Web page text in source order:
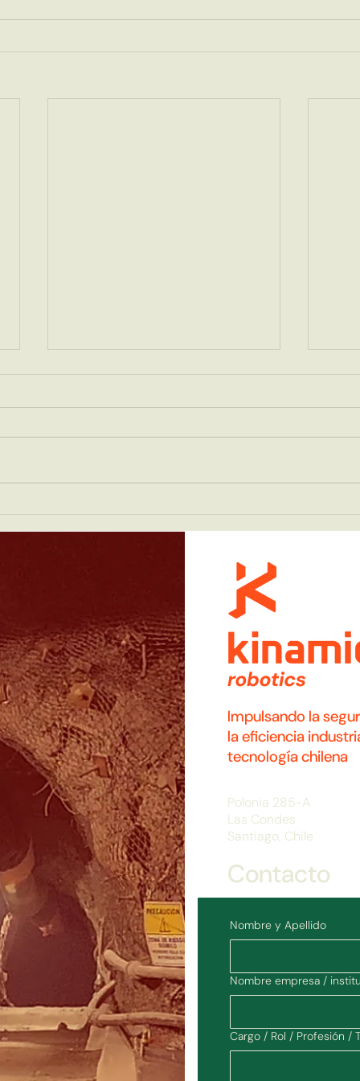
Impulsando la
la eficiencia
tecnología chilena
Polonia 285-A
Las Condes
Santiago, Chile
Contacto
Nombre y Apellido
Nombre empresa /
Cargo / Rol / Profesión /